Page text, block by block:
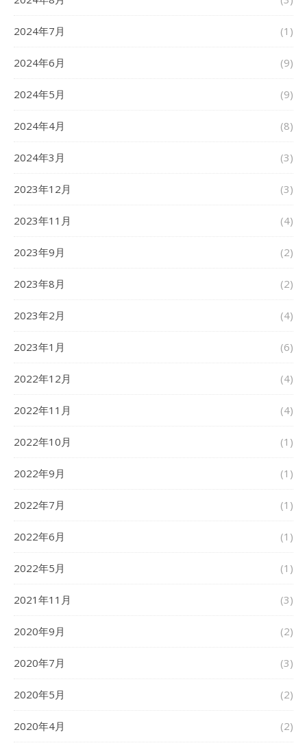
2024年7月 (1)
2024年6月 (9)
2024年5月 (9)
2024年4月 (8)
2024年3月 (3)
2023年12月 (3)
2023年11月 (4)
2023年9月 (2)
2023年8月 (2)
2023年2月 (4)
2023年1月 (6)
2022年12月 (4)
2022年11月 (4)
2022年10月 (1)
2022年9月 (1)
2022年7月 (1)
2022年6月 (1)
2022年5月 (1)
2021年11月 (3)
2020年9月 (2)
2020年7月 (3)
2020年5月 (2)
2020年4月 (2)